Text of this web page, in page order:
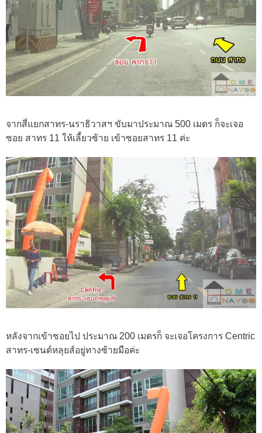
จากสี่แยกสาทร-นราธิวาสฯ ขับมาประมาณ 500 เมตร ก็จะเจอ
ซอย สาทร 11 ให้เลี้ยวซ้าย เข้าซอยสาทร 11 ค่ะ
หลังจากเข้าซอยไป ประมาณ 200 เมตรก็ จะเจอโครงการ Centric
สาทร-เซนต์หลุยส์อยู่ทางซ้ายมือค่ะ